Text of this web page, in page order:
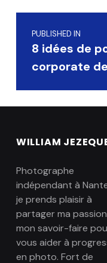
Navigation de l’article
PUBLISHED IN
8 idées de
corporate
WILLIAM
Photographe
indépendant à
je prends plaisir à
partager ma
mon savoir-faire
vous aider à
en photo. Fort de